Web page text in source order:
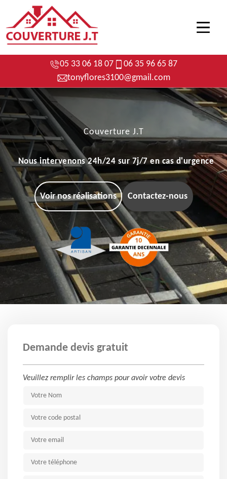
05 33 06 18 07
06 35 96 65 87
tonyflores3100@gmail.com
Couverture J.T
Nous intervenons 24h/24 sur 7j/7 en cas d'urgence
Voir nos réalisations Contactez-nous
Demande devis gratuit
Veuillez remplir les champs pour avoir votre devis